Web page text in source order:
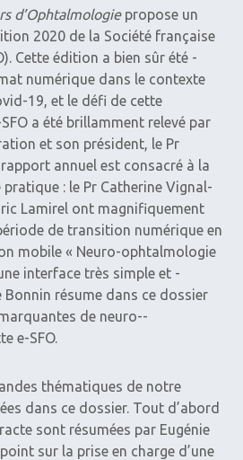
d’Ophtalmologiepropose un
2020 de la Société française
Cette édition a bien sûr été
numérique dans le contexte
19, et le défi de cette
a été brillamment relevé par
et son président, le Pr
annuel est consacré à la
: le Pr Catherine Vignal-
­Lamirel ont magnifiquement
de transition numérique en
mobile « Neuro-ophtalmologie
interface très simple et
Bonnin résume dans ce dossier
de neuro-­
e-SFO.
thématiques de notre
dans ce dossier. Tout d’abord
sont résumées par Eugénie
sur la prise en charge d’une